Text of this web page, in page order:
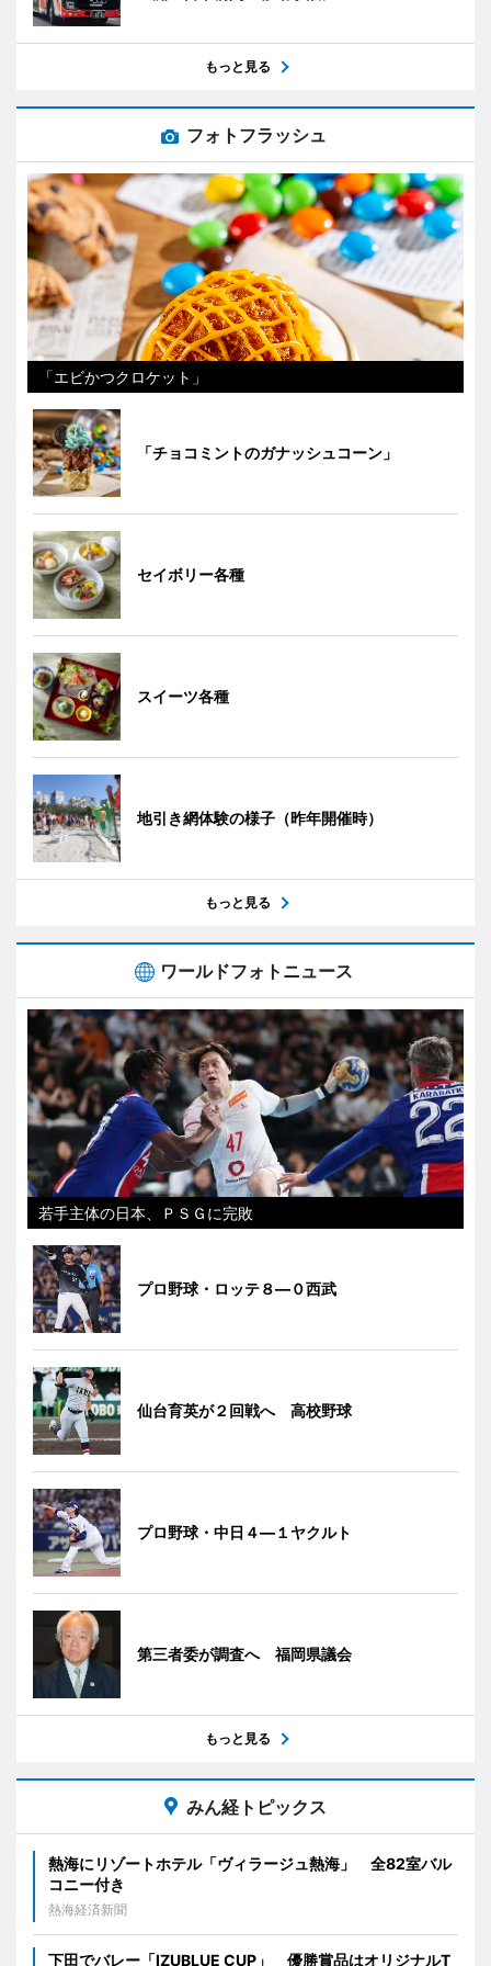
もっと見る
フォトフラッシュ
「エビかつクロケット」
「チョコミントのガナッシュコーン」
セイボリー各種
スイーツ各種
地引き網体験の様子（昨年開催時）
もっと見る
ワールドフォトニュース
若手主体の日本、ＰＳＧに完敗
プロ野球・ロッテ８―０西武
仙台育英が２回戦へ 高校野球
プロ野球・中日４―１ヤクルト
第三者委が調査へ 福岡県議会
もっと見る
みん経トピックス
熱海にリゾートホテル「ヴィラージュ熱海」 全82室バル
コニー付き
熱海経済新聞
下田でバレー「IZUBLUE CUP」 優勝賞品はオリジナルT